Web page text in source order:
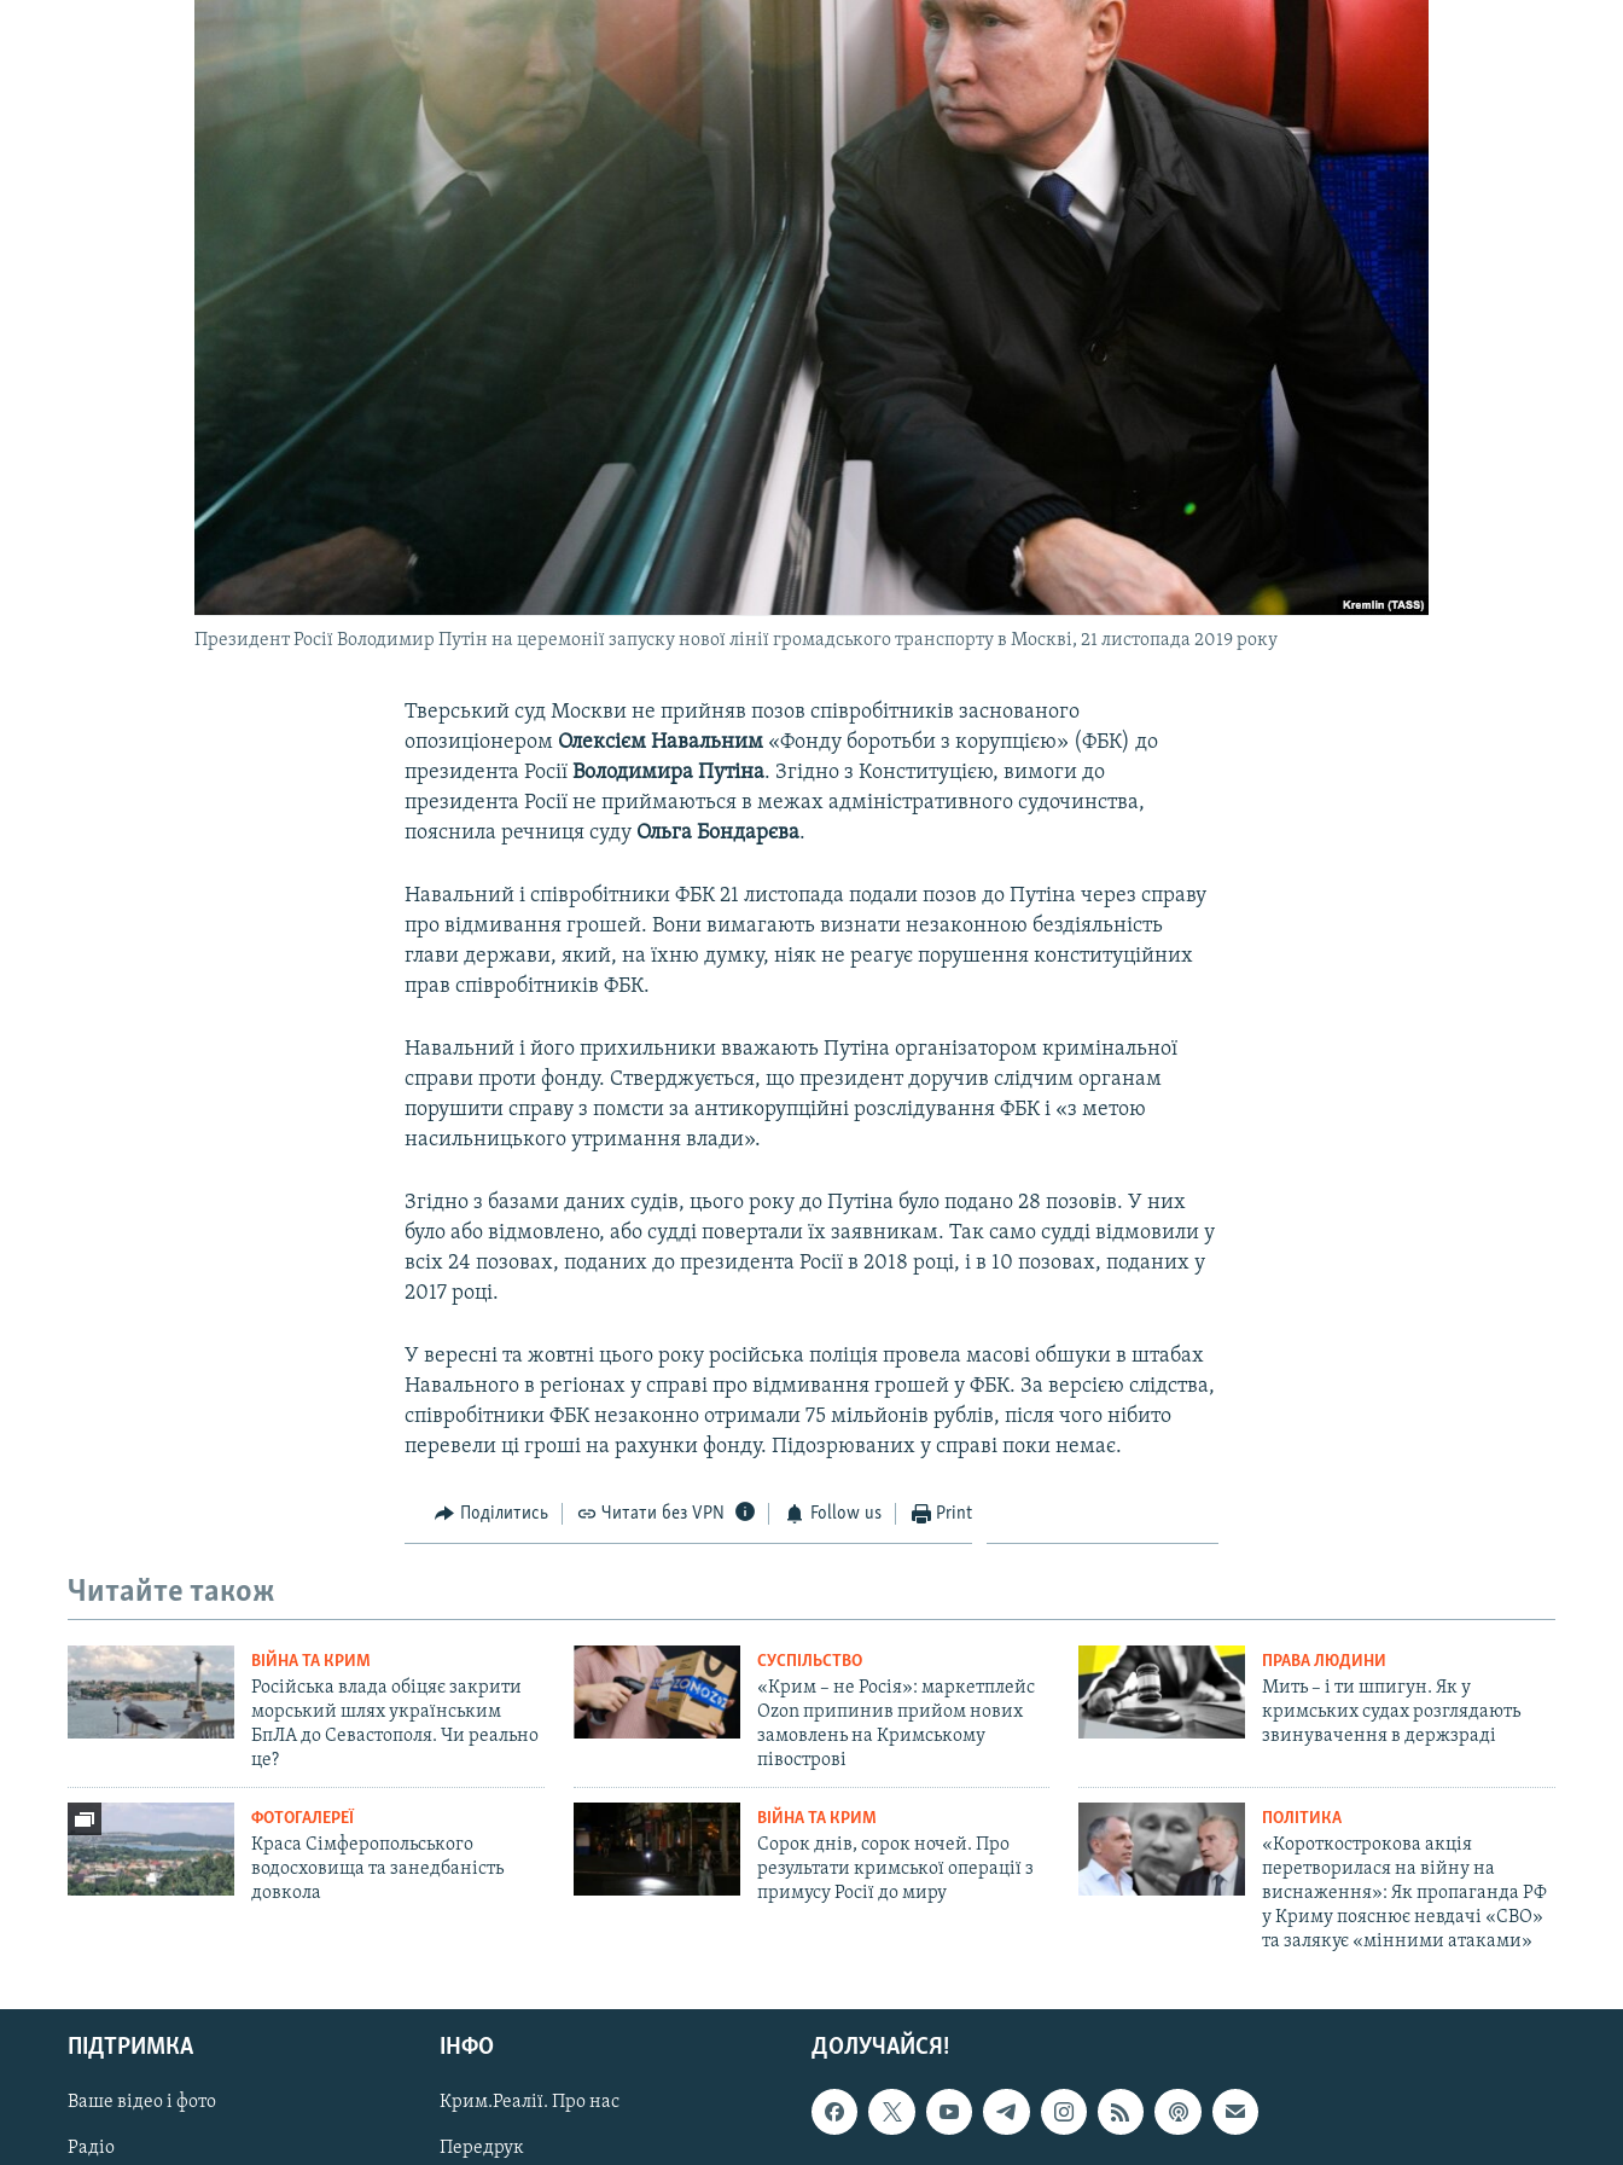
Русский
Qırımtatar
ДОЛУЧАЙСЯ!
Президент Росії Володимир Путін на церемонії запуску нової лінії громадського транспорту в Москві, 21 листопада 2019 року
Тверський суд Москви не прийняв позов співробітників заснованого
опозиціонером Олексієм Навальним «Фонду боротьби з корупцією» (ФБК) до
президента РосіїВолодимира Путіна. Згідно з Конституцією, вимоги до
президента Росії не приймаються в межах адміністративного судочинства,
пояснила речниця суду Ольга Бондарєва.
Навальний і співробітники ФБК 21 листопада подали позов до Путіна через справу
про відмивання грошей. Вони вимагають визнати незаконною бездіяльність
глави держави, який, на їхню думку, ніяк не реагує порушення конституційних
прав співробітників ФБК.
Навальний і його прихильники вважають Путіна організатором кримінальної
справи проти фонду. Стверджується, що президент доручив слідчим органам
порушити справу з помсти за антикорупційні розслідування ФБК і «з метою
насильницького утримання влади».
Згідно з базами даних судів, цього року до Путіна було подано 28 позовів. У них
було або відмовлено, або судді повертали їх заявникам. Так само судді відмовили у
всіх 24 позовах, поданих до президента Росії в 2018 році, і в 10 позовах, поданих у
2017 році.
У вересні та жовтні цього року російська поліція провела масові обшуки в штабах
Навального в регіонах у справі про відмивання грошей у ФБК. За версією слідства,
співробітники ФБК незаконно отримали 75 мільйонів рублів, після чого нібито
перевели ці гроші на рахунки фонду. Підозрюваних у справі поки немає.
Поділитись Читати без VPN Follow us Print
Читайте також
ВІЙНА ТА КРИМ
Російська влада обіцяє закрити
морський шлях українським
БпЛА до Севастополя. Чи реально
це?
СУСПІЛЬСТВО
«Крим – не Росія»: маркетплейс
Ozon припинив прийом нових
замовлень на Кримському
півострові
ПРАВА ЛЮДИНИ
Мить – і ти шпигун. Як у
кримських судах розглядають
звинувачення в держзраді
ФОТОГАЛЕРЕЇ
Краса Сімферопольського
водосховища та занедбаність
довкола
ВІЙНА ТА КРИМ
Сорок днів, сорок ночей. Про
результати кримської операції з
примусу Росії до миру
ПОЛІТИКА
«Короткострокова акція
перетворилася на війну на
виснаження»: Як пропаганда РФ
у Криму пояснює невдачі «СВО»
та залякує «мінними атаками»
ДОЛУЧАЙСЯ!
ПІДТРИМКА
Ваше відео і фото
Радіо
ІНФО
Крим.Реалії. Про нас
Передрук